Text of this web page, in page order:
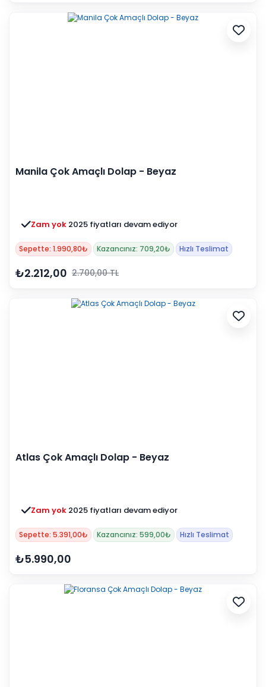
Manila Çok Amaçlı Dolap - Beyaz
Zam yok 2025 fiyatları devam ediyor
Sepette: 1.990,80₺ Kazancınız: 709,20₺ Hızlı Teslimat
₺2.212,00 2.700,00 TL
Atlas Çok Amaçlı Dolap - Beyaz
Zam yok 2025 fiyatları devam ediyor
Sepette: 5.391,00₺ Kazancınız: 599,00₺ Hızlı Teslimat
₺5.990,00